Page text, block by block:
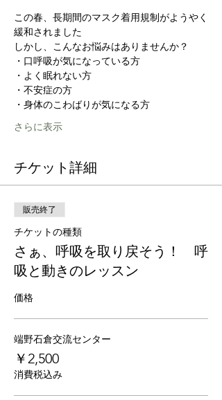
この春、長期間のマスク着用規制がようやく
緩和されました
しかし、こんなお悩みはありませんか？
・口呼吸が気になっている方
・よく眠れない方
・不安症の方
・身体のこわばりが気になる方
さらに表示
チケット詳細
販売終了
チケットの種類
さぁ、呼吸を取り戻そう！ 呼
吸と動きのレッスン
価格
端野石倉交流センター
￥2,500
消費税込み